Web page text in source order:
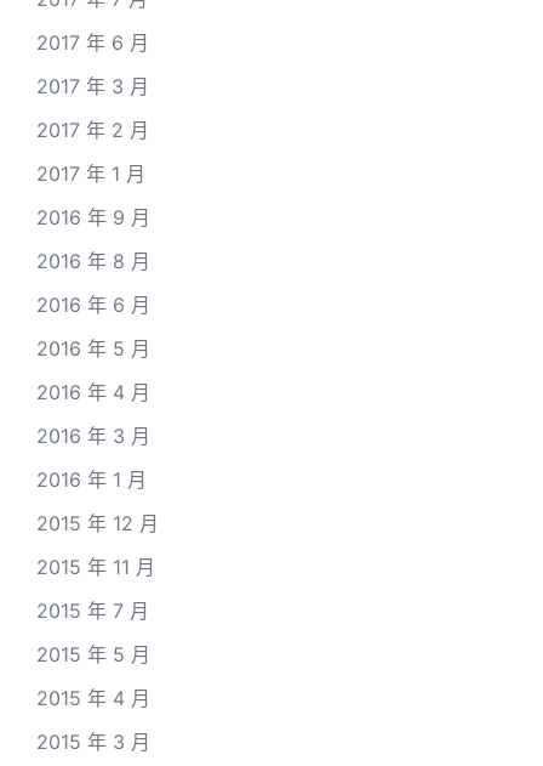
2017 年 6 月
2017 年 3 月
2017 年 2 月
2017 年 1 月
2016 年 9 月
2016 年 8 月
2016 年 6 月
2016 年 5 月
2016 年 4 月
2016 年 3 月
2016 年 1 月
2015 年 12 月
2015 年 11 月
2015 年 7 月
2015 年 5 月
2015 年 4 月
2015 年 3 月